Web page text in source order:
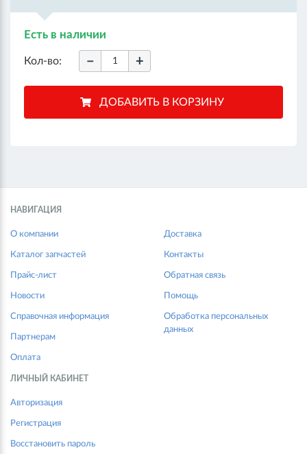
Есть в наличии
Кол-во: − +
НАВИГАЦИЯ
О компании
Каталог запчастей
Прайс-лист
Новости
Справочная информация
Партнерам
Оплата
Доставка
Контакты
Обратная связь
Помощь
Обработка персональных
данных
ЛИЧНЫЙ КАБИНЕТ
Авторизация
Регистрация
Восстановить пароль